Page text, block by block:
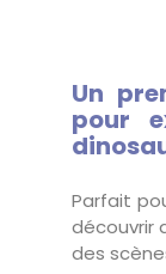
Un
pour
Parfait
découvrir
des